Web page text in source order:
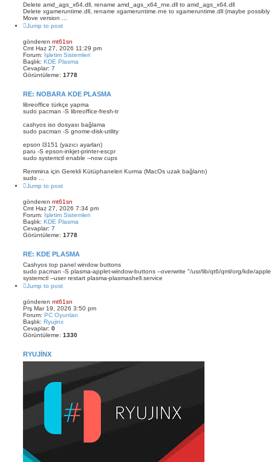
Delete amd_ags_x64.dll, rename amd_ags_x64_rne.dll to amd_ags_x64.dll
Delete xgameruntime.dll, rename xgameruntime.rne to xgameruntime.dll (maybe
Move version ...
Jump to post
gönderen mt61sn
Cmt Haz 27, 2026 11:29 pm
Forum: İşletim Sistemleri
Başlık: KDE Plasma
Cevaplar: 7
Görüntüleme: 1778
RE: NOBARA KDE PLASMA
libreoffice türkçe yapma
sudo pacman -S libreoffice-fresh-tr
cashyos iso dosyası bağlama
sudo pacman -S gnome-disk-utility
epson l3151 (yazıcı ayarları)
paru -S epson-inkjet-printer-escpr
sudo systemctl enable --now cups
Remmina için Gerekli Kütüphaneleri Kurma (MacOs uzak bağlantı)
sudo ...
Jump to post
gönderen mt61sn
Cmt Haz 27, 2026 7:34 pm
Forum: İşletim Sistemleri
Başlık: KDE Plasma
Cevaplar: 7
Görüntüleme: 1778
RE: KDE PLASMA
Cashyos top panel window buttons
sudo pacman -S plasma-applet-window-buttons --overwrite "/usr/lib/qt6/qml/org/kde/
systemctl --user restart plasma-plasmashell.service
Jump to post
gönderen mt61sn
Prş Mar 19, 2026 3:50 pm
Forum: PC Oyunları
Başlık: Ryujinx
Cevaplar: 0
Görüntüleme: 1330
RYUJINX